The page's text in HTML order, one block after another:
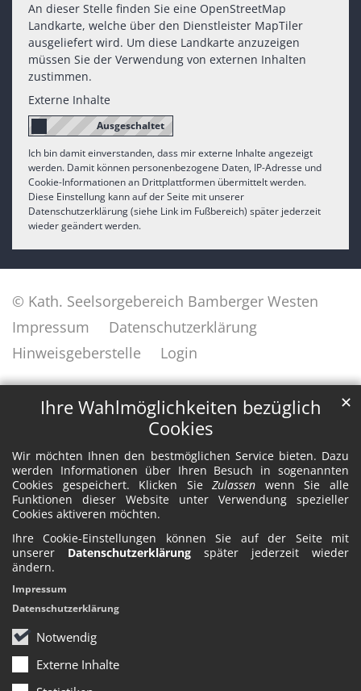
Ihre Wahlmöglichkeiten bezüglich
Cookies
Wir möchten Ihnen den bestmöglichen Service bieten. Dazu
werden Informationen über Ihren Besuch in sogenannten
Cookies gespeichert. Klicken SieZulassen wenn Sie alle
Funktionen dieser Website unter Verwendung spezieller
Cookies aktiveren möchten.
Ihre Cookie-Einstellungen können Sie auf der Seite mit
unserer Datenschutzerklärung später jederzeit wieder
ändern.
Notwendig
Externe Inhalte
✕
Impressum
Datenschutzerklärung
An dieser Stelle finden Sie eine OpenStreetMap
Landkarte, welche über den Dienstleister MapTiler
ausgeliefert wird. Um diese Landkarte anzuzeigen
müssen Sie der Verwendung von externen Inhalten
zustimmen.
Externe Inhalte
Ich bin damit einverstanden, dass mir externe Inhalte angezeigt
werden. Damit können personenbezogene Daten, IP-Adresse und
Cookie-Informationen an Drittplattformen übermittelt werden.
Diese Einstellung kann auf der Seite mit unserer
Datenschutzerklärung (siehe Link im Fußbereich) später jederzeit
wieder geändert werden.
© Kath. Seelsorgebereich Bamberger Westen
Impressum
Datenschutzerklärung
Hinweisgeberstelle
Login